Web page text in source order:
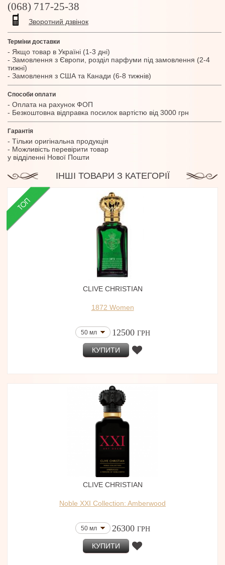
(068) 717-25-38
Зворотний дзвінок
Терміни доставки
- Якщо товар в Україні (1-3 дні)
- Замовлення з Європи, розділ парфуми під замовлення (2-4
тижні)
- Замовлення з США та Канади (6-8 тижнів)
Способи оплати
- Оплата на рахунок ФОП
- Безкоштовна відправка посилок вартістю від 3000 грн
Гарантія
- Тільки оригінальна продукція
- Можливість перевірити товар
у відділенні Нової Пошти
ІНШІ ТОВАРИ З КАТЕГОРІЇ
CLIVE CHRISTIAN
1872 Women
50 мл 12500 ГРН
КУПИТИ
CLIVE CHRISTIAN
Noble XXI Collection: Amberwood
50 мл 26300 ГРН
КУПИТИ